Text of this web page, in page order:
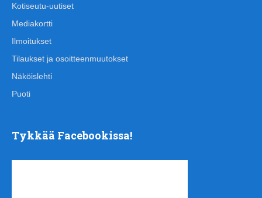
Kotiseutu-uutiset
Mediakortti
Ilmoitukset
Tilaukset ja osoitteenmuutokset
Näköislehti
Puoti
Tykkää Facebookissa!